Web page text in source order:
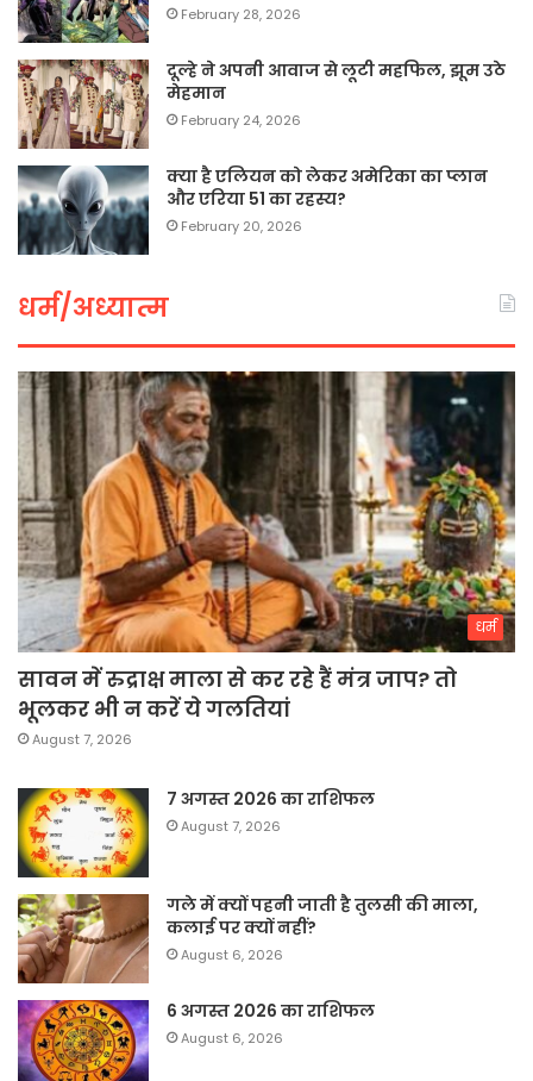
February 28, 2026
दूल्हे ने अपनी आवाज से लूटी महफिल, झूम उठे
मेहमान
February 24, 2026
क्या है एलियन को लेकर अमेरिका का प्लान
और एरिया 51 का रहस्य?
February 20, 2026
धर्म/अध्यात्म
धर्म
सावन में रुद्राक्ष माला से कर रहे हैं मंत्र जाप? तो
भूलकर भी न करें ये गलतियां
August 7, 2026
7 अगस्त 2026 का राशिफल
August 7, 2026
गले में क्यों पहनी जाती है तुलसी की माला,
कलाई पर क्यों नहीं?
August 6, 2026
6 अगस्त 2026 का राशिफल
August 6, 2026